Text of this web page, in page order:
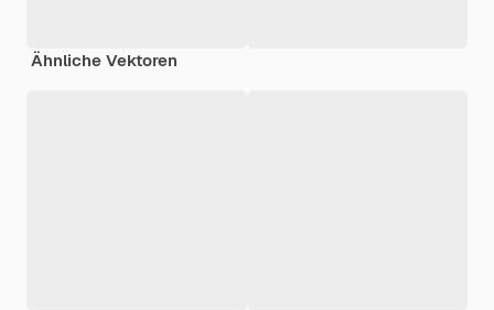
Ähnliche Vektoren